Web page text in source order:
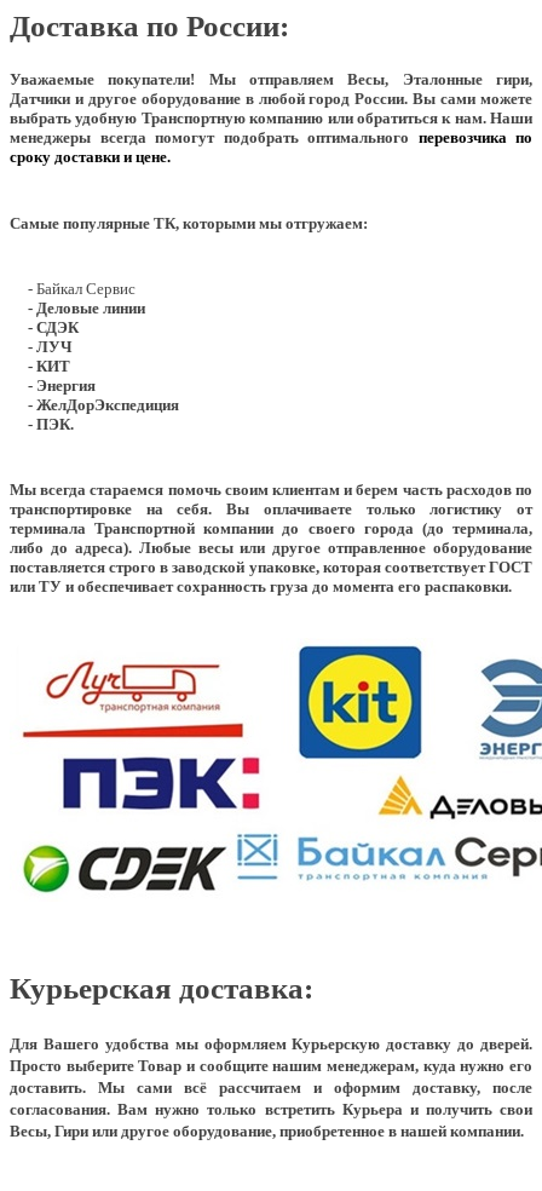
Доставка по России:
Уважаемые покупатели! Мы отправляем Весы, Эталонные гири,
Датчики и другое оборудование в любой город России. Вы сами можете
выбрать удобную Транспортную компанию или обратиться к нам. Наши
менеджеры всегда помогут подобрать оптимального перевозчика по
сроку доставки и цене.
Самые популярные ТК, которыми мы отгружаем:
- Байкал Сервис
- Деловые линии
- СДЭК
- ЛУЧ
- КИТ
- Энергия
- ЖелДорЭкспедиция
- ПЭК.
Мы всегда стараемся помочь своим клиентам и берем часть расходов по
транспортировке на себя. Вы оплачиваете только логистику от
терминала Транспортной компании до своего города (до терминала,
либо до адреса). Любые весы или другое отправленное оборудование
поставляется строго в заводской упаковке, которая соответствует ГОСТ
или ТУ и обеспечивает сохранность груза до момента его распаковки.
Курьерская доставка:
Для Вашего удобства мы оформляем Курьерскую доставку до дверей.
Просто выберите Товар и сообщите нашим менеджерам, куда нужно его
доставить. Мы сами всё рассчитаем и оформим доставку, после
согласования. Вам нужно только встретить Курьера и получить свои
Весы, Гири или другое оборудование, приобретенное в нашей компании.